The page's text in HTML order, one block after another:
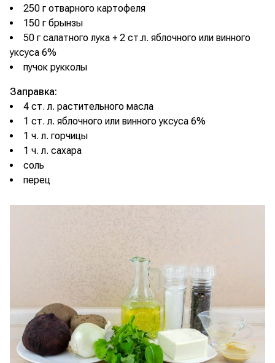
250 г отварного картофеля
150 г брынзы
50 г салатного лука + 2 ст.л. яблочного или винного
уксуса 6%
пучок рукколы
Заправка:
4 ст. л. растительного масла
1 ст. л. яблочного или винного уксуса 6%
1 ч. л. горчицы
1 ч. л. сахара
соль
перец